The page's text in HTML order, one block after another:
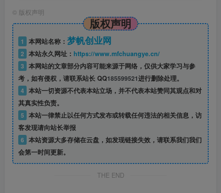
© 版权声明
版权声明
1 本网站名称： 梦帆创业网
2 本站永久网址： https://www.mfchuangye.cn/
3 本网站的文章部分内容可能来源于网络，仅供大家学习与参
考，如有侵权，请联系站长 QQ185599521进行删除处理。
4 本站一切资源不代表本站立场，并不代表本站赞同其观点和对
其真实性负责。
5 本站一律禁止以任何方式发布或转载任何违法的相关信息，访
客发现请向站长举报
6 本站资源大多存储在云盘，如发现链接失效，请联系我们我们
会第一时间更新。
THE END